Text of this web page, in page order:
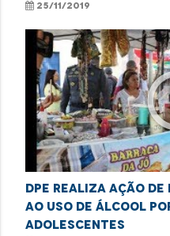
25/11/2019
DPE realiza ação
ao uso de álcool
adolescentes